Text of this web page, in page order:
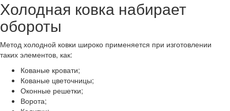
Холодная ковка набирает
обороты
Метод холодной ковки широко применяется при изготовлении
таких элементов, как:
Кованые кровати;
Кованые цветочницы;
Оконные решетки;
Ворота;